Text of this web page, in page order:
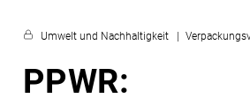
Umwelt und Nachhaltigkeit
PPWR: